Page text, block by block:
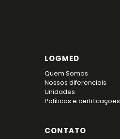
LOGMED
Quem Somos
Nossos diferenciais
Unidades
Políticas e certificações
CONTATO